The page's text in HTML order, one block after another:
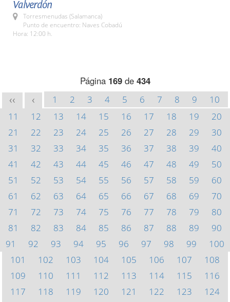
Valverdón
Torresmenudas (Salamanca)
Punto de encuentro: Naves Cobadú
Hora: 12:00 h.
Página 169de 434
<< < 1 2 3 4 5 6 7 8 9
10
11
12 13 14 15 16 17 18 19
20
21
22 23 24 25 26 27 28 29
30
31
32 33 34 35 36 37 38 39
40
41
42 43 44 45 46 47 48 49
50
51
52 53 54 55 56 57 58 59
60
61
62 63 64 65 66 67 68 69
70
71
72 73 74 75 76 77 78 79
80
81
82 83 84 85 86 87 88 89
90
91
92 93 94 95 96 97 98 99
100
101
102 103 104 105 106 107
108
109
110 111 112 113 114 115
116
117
118 119 120 121 122 123
124